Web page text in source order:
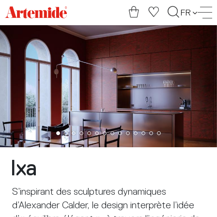
Artemide
home
page
FR
Ixa
S’inspirant des sculptures dynamiques
d’Alexander Calder, le design interprète l’idée